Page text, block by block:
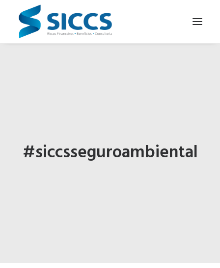
#siccsseguroambiental